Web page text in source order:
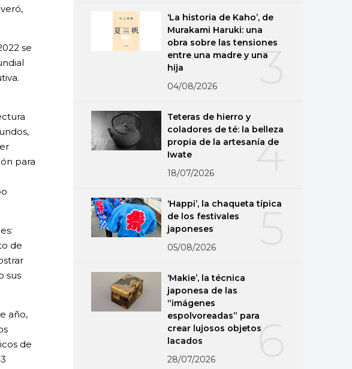
se
para
de
sus
año,
de
3
‘La historia de Kaho’, de
Murakami Haruki: una
obra sobre las tensiones
entre una madre y una
hija
04/08/2026
4
Teteras de hierro y
coladores de té: la belleza
propia de la artesanía de
Iwate
18/07/2026
5
‘Happi’, la chaqueta típica
de los festivales
japoneses
05/08/2026
6
‘Makie’, la técnica
japonesa de las
“imágenes
espolvoreadas” para
crear lujosos objetos
lacados
28/07/2026